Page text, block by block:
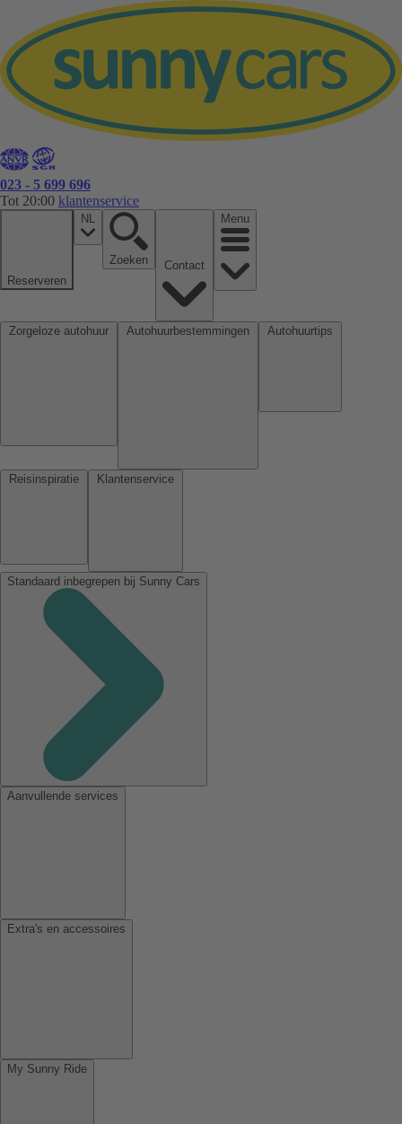
023 - 5 699 696
Tot 20:00 klantenservice
Reserveren
NL
Zoeken
Menu
Standaard inbegrepen bij Sunny Cars
Aanvullende services
Extra's en accessoires
My Sunny Ride